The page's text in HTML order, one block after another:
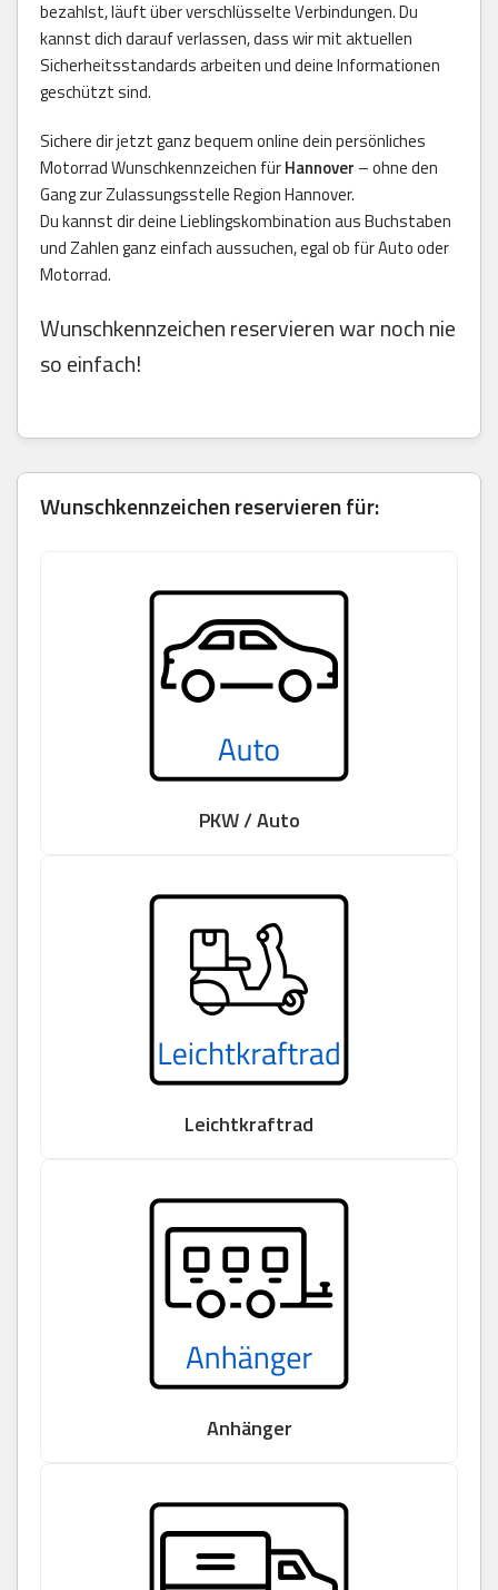
bezahlst, läuft über verschlüsselte Verbindungen. Du
kannst dich darauf verlassen, dass wir mit aktuellen
Sicherheitsstandards arbeiten und deine Informationen
geschützt sind.
Sichere dir jetzt ganz bequem online dein persönliches
Motorrad Wunschkennzeichen fürHannover – ohne den
Gang zur Zulassungsstelle Region Hannover.
Du kannst dir deine Lieblingskombination aus Buchstaben
und Zahlen ganz einfach aussuchen, egal ob für Auto oder
Motorrad.
Wunschkennzeichen reservieren war noch nie
so einfach!
Wunschkennzeichen reservieren für:
PKW / Auto
Leichtkraftrad
Anhänger